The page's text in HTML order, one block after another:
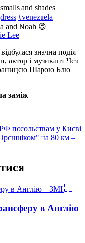
and shades
#venezuela
and Noah 😍
Lee
значна подія
актор і музикант Чез
Шарою Блю
заміж
посольствам у Києві
на 80 км –
в Англію